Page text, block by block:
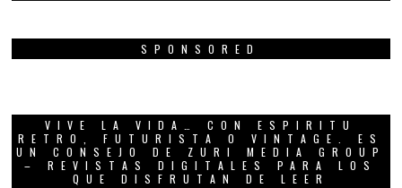
SPONSORED
VIVE LA VIDA… CON ESPIRITU
RETRO, FUTURISTA O VINTAGE. ES
UN CONSEJO DE ZURI MEDIA GROUP
– REVISTAS DIGITALES PARA LOS
QUE DISFRUTAN DE LEER